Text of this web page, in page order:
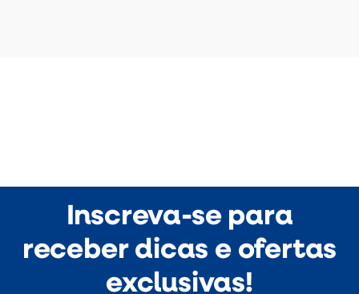
Inscreva-se para
receber dicas e ofertas
exclusivas!